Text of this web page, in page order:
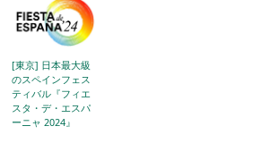
[東京] 日本最大級
のスペインフェス
ティバル『フィエ
スタ・デ・エスパ
ーニャ 2024』